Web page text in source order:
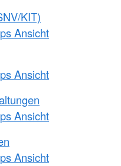
KIT)
Ansicht
Ansicht
Ansicht
Ansicht